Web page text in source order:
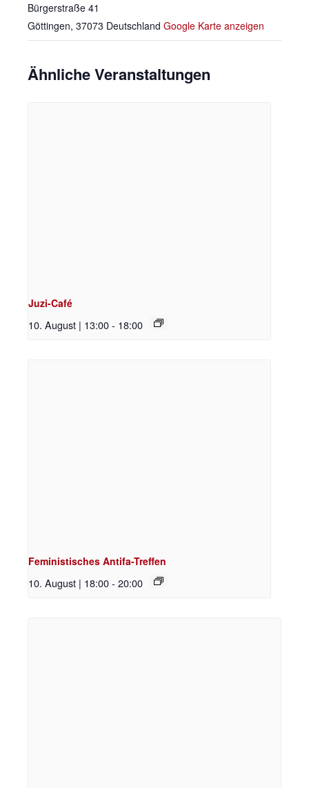
Bürgerstraße 41
Göttingen, 37073 Deutschland Google Karte anzeigen
Ähnliche Veranstaltungen
Juzi-Café
10. August | 13:00- 18:00
Feministisches Antifa-Treffen
10. August | 18:00- 20:00